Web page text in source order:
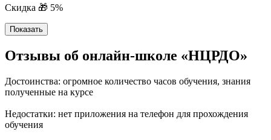
Скидка 🎁 5%
Показать
Отзывы об онлайн-школе «НЦРДО»
Достоинства: огромное количество часов обучения, знания
полученные на курсе
Недостатки: нет приложения на телефон для прохождения
обучения